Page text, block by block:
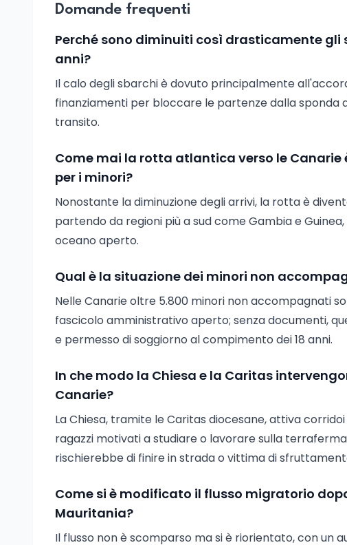
Domande frequenti
Perché sono diminuiti così drasticamente
anni?
Il calo degli sbarchi è dovuto principalmente
finanziamenti per bloccare le partenze dalla sponda
transito.
Come mai la rotta atlantica verso le
per i minori?
Nonostante la diminuzione degli arrivi, la rotta è
partendo da regioni più a sud come Gambia e
oceano aperto.
Qual è la situazione dei minori non
Nelle Canarie oltre 5.800 minori non accompagnati
fascicolo amministrativo aperto; senza documenti,
e permesso di soggiorno al compimento dei 18 anni.
In che modo la Chiesa e la Caritas
Canarie?
La Chiesa, tramite le Caritas diocesane, attiva
ragazzi motivati a studiare o lavorare sulla
rischierebbe di finire in strada o vittima di
Come si è modificato il flusso migratorio
Mauritania?
Il flusso non è scomparso ma si è riorientato, con un